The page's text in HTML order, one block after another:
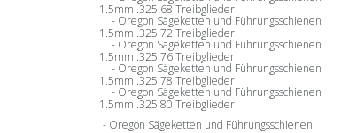
1.5mm .325 68 Treibglieder
Oregon Sägeketten und Führungsschienen
1.5mm .325 72 Treibglieder
Oregon Sägeketten und Führungsschienen
1.5mm .325 76 Treibglieder
Oregon Sägeketten und Führungsschienen
1.5mm .325 78 Treibglieder
Oregon Sägeketten und Führungsschienen
1.5mm .325 80 Treibglieder
Oregon Sägeketten und Führungsschienen